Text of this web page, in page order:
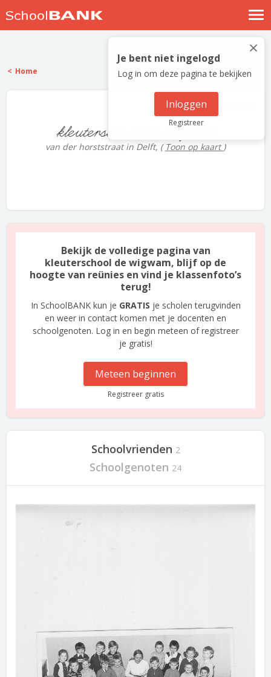
Nostalgische verhalen
Log in
Meld je gratis aan
×
Je bent niet ingelogd
Log in om deze pagina te bekijken
Inloggen
Registreer
Home
kleuterschool de wigwam
van der horststraat in Delft, ( Toon op kaart )
Bekijk de volledige pagina van
kleuterschool de wigwam, blijf op de
hoogte van reünies en vind je klassenfoto’s
terug!
In SchoolBANK kun je GRATIS je scholen terugvinden
en weer in contact komen met je docenten en
schoolgenoten. Log in en begin meteen of registreer
je gratis!
Meteen beginnen
Registreer gratis
Schoolvrienden 2
Schoolgenoten 24